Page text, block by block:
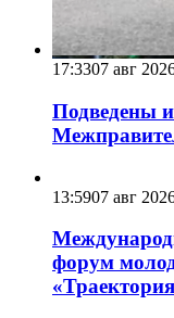
17:3307 авг
Подведены
13:5907 авг
форум